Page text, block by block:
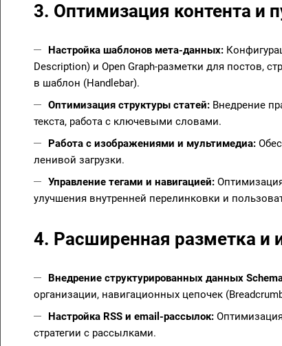
3. Оптимизация контента и
Настройка шаблонов мета-данных:
Description) и Open Graph-разметки для постов,
в шаблон (Handlebar).
Оптимизация структуры статей: Внедрение
текста, работа с ключевыми словами.
Работа с изображениями и мультимедиа:
ленивой загрузки.
Управление тегами и навигацией:
улучшения внутренней перелинковки и
4. Расширенная разметка и
Внедрение структурированных данных
организации, навигационных цепочек
Настройка RSS и email-рассылок:
стратегии с рассылками.